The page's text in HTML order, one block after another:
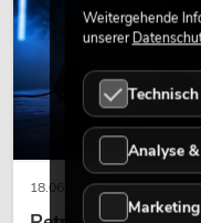
18.06.2026
Weitergehende
unserer
Analyse
Marketing